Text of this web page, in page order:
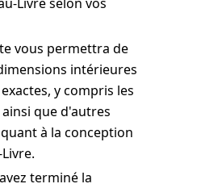
vous permettra de
intérieures
y compris les
que d'autres
à la conception
terminé la